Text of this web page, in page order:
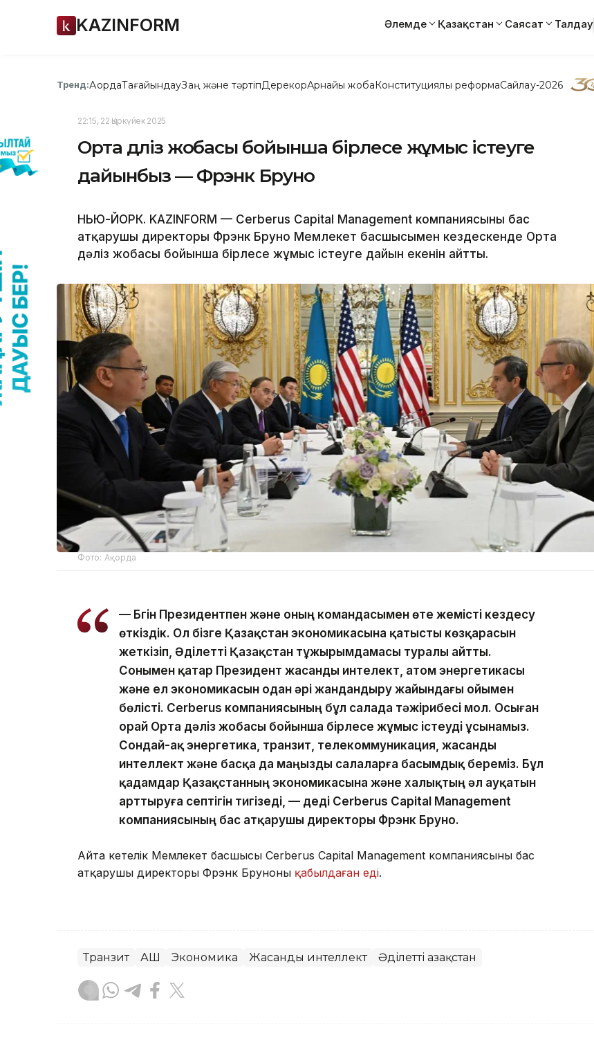
KAZINFORM Әлемде Қазақстан Саясат Талдау
Тренд:АқордаТағайындауЗаң және тәртіпДерекқорАрнайы жобаКонституциялық реформаСайлау-2026
22:15, 22 Қыркүйек 2025
Орта дәліз жобасы бойынша бірлесе жұмыс істеуге
дайынбыз — Фрэнк Бруно
НЬЮ-ЙОРК. KAZINFORM — Cerberus Capital Management компаниясының бас
атқарушы директоры Фрэнк Бруно Мемлекет басшысымен кездескенде Орта
дәліз жобасы бойынша бірлесе жұмыс істеуге дайын екенін айтты.
Фото: Ақорда
— Бүгін Президентпен және оның командасымен өте жемісті кездесу
өткіздік. Ол бізге Қазақстан экономикасына қатысты көзқарасын
жеткізіп, Әділетті Қазақстан тұжырымдамасы туралы айтты.
Сонымен қатар Президент жасанды интелект, атом энергетикасы
және ел экономикасын одан әрі жандандыру жайындағы ойымен
бөлісті. Cerberus компаниясының бұл салада тәжірибесі мол. Осыған
орай Орта дәліз жобасы бойынша бірлесе жұмыс істеуді ұсынамыз.
Сондай-ақ энергетика, транзит, телекоммуникация, жасанды
интеллект және басқа да маңызды салаларға басымдық береміз. Бұл
қадамдар Қазақстанның экономикасына және халықтың әл ауқатын
арттыруға септігін тигізеді, — деді Cerberus Capital Management
компаниясының бас атқарушы директоры Фрэнк Бруно.
Айта кетелік Мемлекет басшысы Cerberus Capital Management компаниясының бас
атқарушы директоры Фрэнк Бруноны қабылдаған еді.
Транзит АҚШ Экономика Жасанды интеллект Әділетті Қазақстан